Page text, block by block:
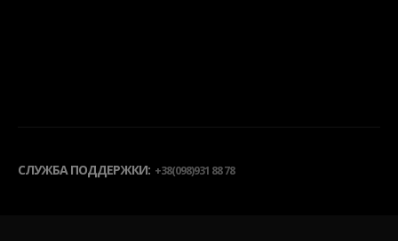
СЛУЖБА ПОДДЕРЖКИ: +38(098)931 88 78